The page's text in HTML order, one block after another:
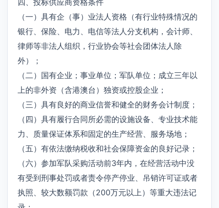
（一）具有企（事）业法人资格（有行业特殊情况的
银行、保险、电力、电信等法人分支机构，会计师、
律师等非法人组织，行业协会等社会团体法人除
外）；
（二）国有企业；事业单位；军队单位；成立三年以
上的非外资（含港澳台）独资或控股企业；
（三）具有良好的商业信誉和健全的财务会计制度；
（四）具有履行合同所必需的设施设备、专业技术能
力、质量保证体系和固定的生产经营、服务场地；
（五）有依法缴纳税收和社会保障资金的良好记录；
（六）参加军队采购活动前3年内，在经营活动中没
有受到刑事处罚或者责令停产停业、吊销许可证或者
执照、较大数额罚款（200万元以上）等重大违法记